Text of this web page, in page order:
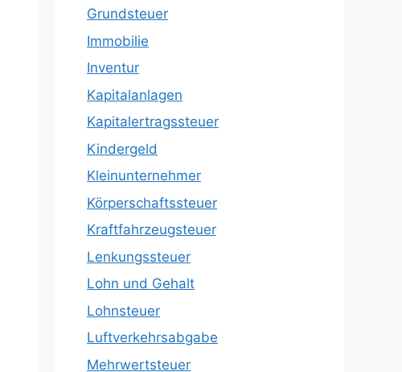
Grundsteuer
Immobilie
Inventur
Kapitalanlagen
Kapitalertragssteuer
Kindergeld
Kleinunternehmer
Körperschaftssteuer
Kraftfahrzeugsteuer
Lenkungssteuer
Lohn und Gehalt
Lohnsteuer
Luftverkehrsabgabe
Mehrwertsteuer